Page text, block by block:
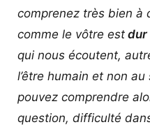
comprenez très bien à
comme le vôtre est dur
qui nous écoutent,
l’être humain et non
pouvez comprendre
question, difficulté